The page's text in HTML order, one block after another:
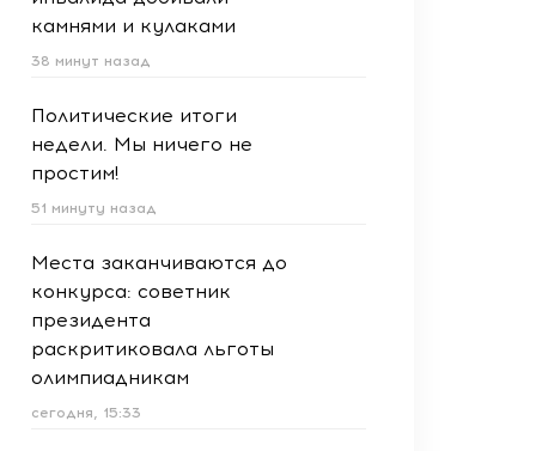
камнями и кулаками
38 минут назад
Политические итоги
недели. Мы ничего не
простим!
51 минуту назад
Места заканчиваются до
конкурса: советник
президента
раскритиковала льготы
олимпиадникам
сегодня, 15:33